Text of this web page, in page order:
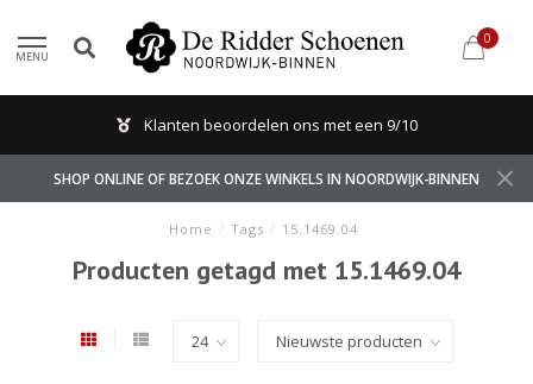
MENU
0
Klanten beoordelen ons met een 9/10
SHOP ONLINE OF BEZOEK ONZE WINKELS IN NOORDWIJK-BINNEN
Home / Tags / 15.1469.04
Producten getagd met 15.1469.04